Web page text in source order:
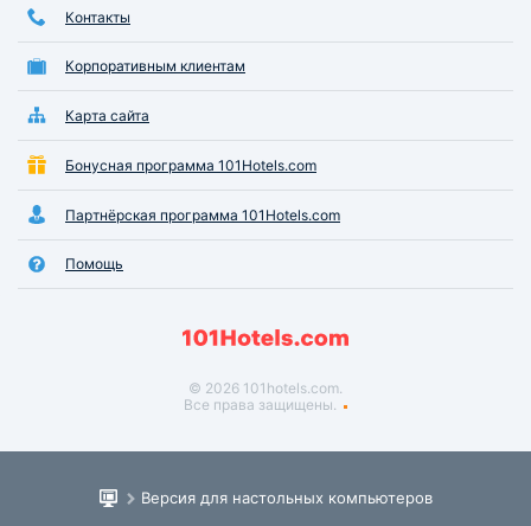
Контакты
Корпоративным клиентам
Карта сайта
Бонусная программа 101Hotels.com
Партнёрская программа 101Hotels.com
Помощь
© 2026 101hotels.com.
Все права защищены.
Версия для настольных компьютеров